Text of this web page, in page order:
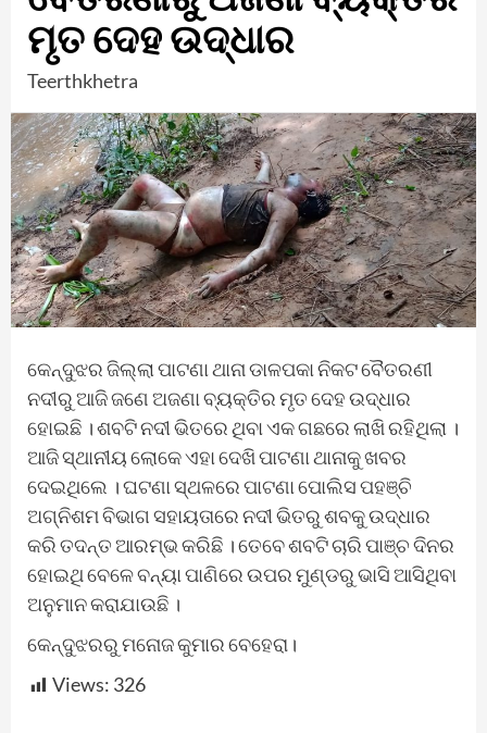
ମୃତ ଦେହ ଉଦ୍ଧାର
Teerthkhetra
କେନ୍ଦୁଝର ଜିଲ୍ଲା ପାଟଣା ଥାନା ଡାଳପକା ନିକଟ ବୈତରଣୀ
ନଦୀରୁ ଆଜି ଜଣେ ଅଜଣା ବ୍ୟକ୍ତିର ମୃତ ଦେହ ଉଦ୍ଧାର
ହୋଇଛି । ଶବଟି ନଦୀ ଭିତରେ ଥିବା ଏକ ଗଛରେ ଲାଖି ରହିଥିଲା ।
ଆଜି ସ୍ଥାନୀୟ ଲୋକେ ଏହା ଦେଖି ପାଟଣା ଥାନାକୁ ଖବର
ଦେଇଥିଲେ । ଘଟଣା ସ୍ଥଳରେ ପାଟଣା ପୋଲିସ ପହଞ୍ଚି
ଅଗ୍ନିଶମ ବିଭାଗ ସହାୟତାରେ ନଦୀ ଭିତରୁ ଶବକୁ ଉଦ୍ଧାର
କରି ତଦନ୍ତ ଆରମ୍ଭ କରିଛି । ତେବେ ଶବଟି ଚାରି ପାଞ୍ଚ ଦିନର
ହୋଇଥି ବେଳେ ବନ୍ୟା ପାଣିରେ ଉପର ମୁଣ୍ଡରୁ ଭାସି ଆସିଥିବା
ଅନୁମାନ କରାଯାଉଛି ।
କେନ୍ଦୁଝରରୁ ମନୋଜ କୁମାର ବେହେରା।
Views: 326